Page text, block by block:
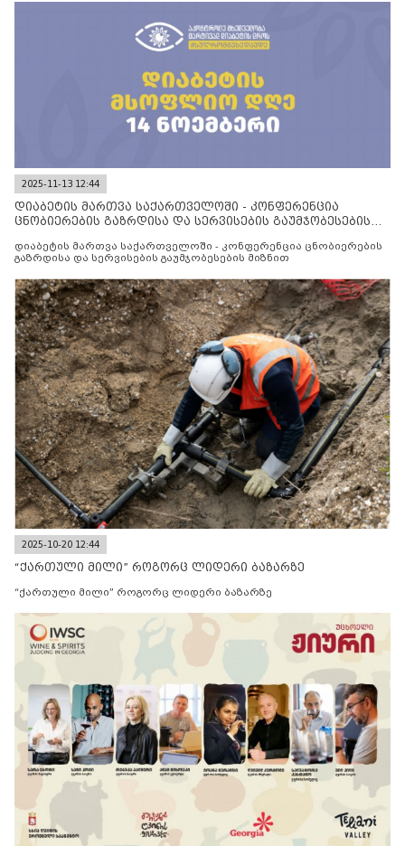
2025-11-13 12:44
დიაბეტის მართვა საქართველოში - კონფერენცია
ცნობიერების გაზრდისა და სერვისების გაუმჯობესების
დიაბეტის მართვა საქართველოში - კონფერენცია ცნობიერების
გაზრდისა და სერვისების გაუმჯობესების მიზნით
2025-10-20 12:44
“ქართული მილი” როგორც ლიდერი ბაზარზე
“ქართული მილი” როგორც ლიდერი ბაზარზე